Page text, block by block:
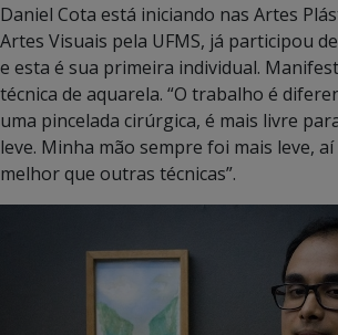
Daniel Cota está iniciando nas Artes
Artes Visuais pela UFMS, já participou
e esta é sua primeira individual.
técnica de aquarela. “O trabalho é
uma pincelada cirúrgica, é mais livre
leve. Minha mão sempre foi mais leve,
melhor que outras técnicas”.